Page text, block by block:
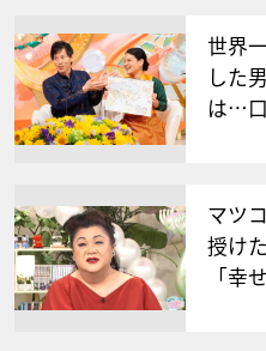
世界
した
は…
マツ
授け
「幸